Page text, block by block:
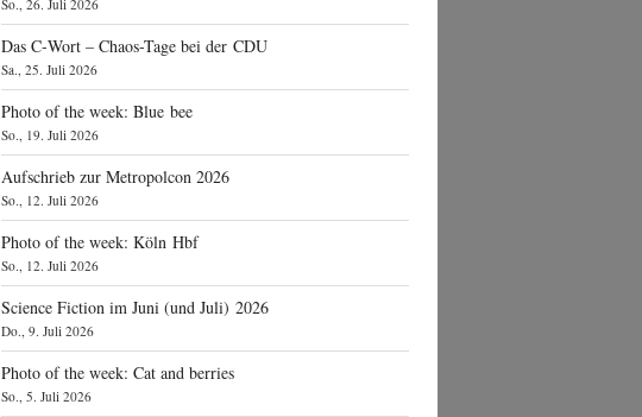
So., 26. Juli 2026
Das C‑Wort – Chaos-Tage bei der CDU
Sa., 25. Juli 2026
Photo of the week: Blue bee
So., 19. Juli 2026
Aufschrieb zur Metropolcon 2026
So., 12. Juli 2026
Photo of the week: Köln Hbf
So., 12. Juli 2026
Science Fiction im Juni (und Juli) 2026
Do., 9. Juli 2026
Photo of the week: Cat and berries
So., 5. Juli 2026